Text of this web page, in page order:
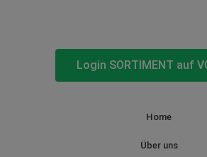
Login SORTIMENT auf
Home
Über uns